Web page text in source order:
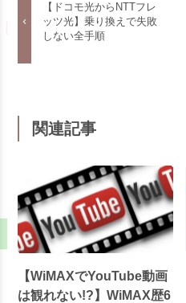
【ドコモ光からNTTフレ
ッツ光】乗り換えで失敗
しない全手順
関連記事
【WiMAXでYouTube動画
は観れない!?】WiMAX歴6